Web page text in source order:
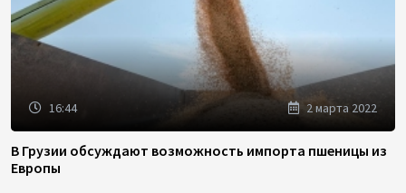
16:44 2 марта 2022
В Грузии обсуждают возможность импорта пшеницы из
Европы